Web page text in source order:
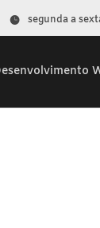
segunda a